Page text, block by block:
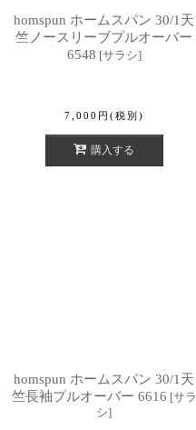
homspun ホームスパン 30/1天
竺ノースリーブプルオーバー
6548 [サラシ]
7,000 円 (税別)
購入する
homspun ホームスパン 30/1天
竺長袖プルオーバー 6616 [サラ
シ]